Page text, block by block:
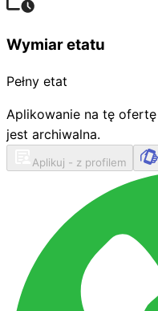
Wymiar etatu
Pełny etat
Aplikowanie na tę
jest archiwalna.
Aplikuj - z profilem